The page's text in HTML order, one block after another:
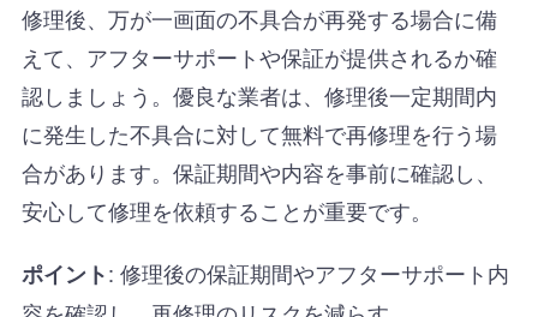
修理後、万が一画面の不具合が再発する場合に備
えて、アフターサポートや保証が提供されるか確
認しましょう。優良な業者は、修理後一定期間内
に発生した不具合に対して無料で再修理を行う場
合があります。保証期間や内容を事前に確認し、
安心して修理を依頼することが重要です。
ポイント: 修理後の保証期間やアフターサポート内